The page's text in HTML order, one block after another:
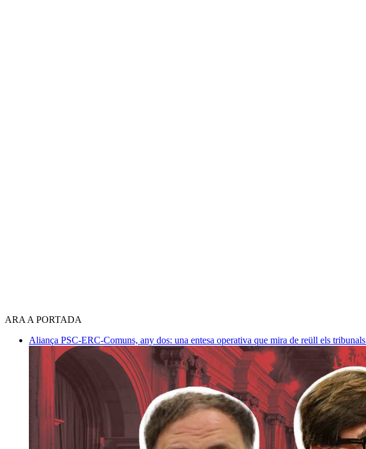
ARA A PORTADA
Aliança PSC-ERC-Comuns, any dos: una entesa operativa que mira de reüll els tribunals